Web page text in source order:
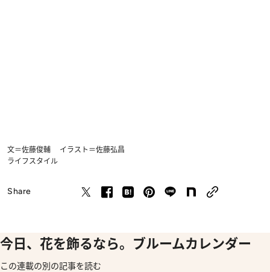
文＝佐藤俊輔 イラスト＝佐藤弘昌
ライフスタイル
Share
今日、花を飾るなら。ブルームカレンダー
この連載の別の記事を読む